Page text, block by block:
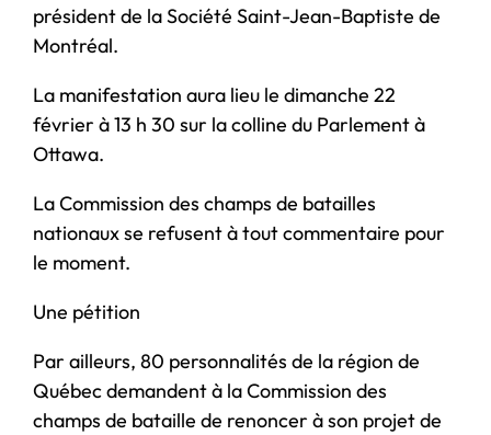
président de la Société Saint-Jean-Baptiste de
Montréal.
La manifestation aura lieu le dimanche 22
février à 13 h 30 sur la colline du Parlement à
Ottawa.
La Commission des champs de batailles
nationaux se refusent à tout commentaire pour
le moment.
Une pétition
Par ailleurs, 80 personnalités de la région de
Québec demandent à la Commission des
champs de bataille de renoncer à son projet de